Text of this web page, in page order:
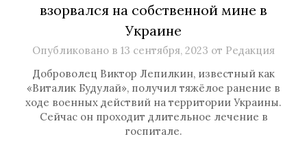
взорвался на собственной мине в
Украине
Опубликовано в 13 сентября, 2023 от Редакция
Доброволец Виктор Лепилкин, известный как
«Виталик Будулай», получил тяжёлое ранение в
ходе военных действий на территории Украины.
Сейчас он проходит длительное лечение в
госпитале.